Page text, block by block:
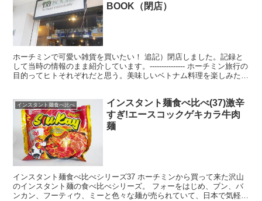
BOOK（閉店）
ホーチミンで可愛い雑貨を買いたい！ 追記）閉店しました。記録と
して当時の情報のまま紹介しています。--------------- ホーチミン旅行の
目的ってヒトそれぞれだと思う。美味しいベトナム料理を楽しみたい
インスタント麺食べ比べ
インスタント麺食べ比べ(37)激辛
すぎ!エースコックゲキカラ牛肉
麺
インスタント麺食べ比べシリーズ37 ホーチミンから買って来た沢山
のインスタント麺の食べ比べシリーズ。 フォーをはじめ、ブン、バ
ンカン、フーティウ、ミーと色々な麺が売られていて、日本で気軽に